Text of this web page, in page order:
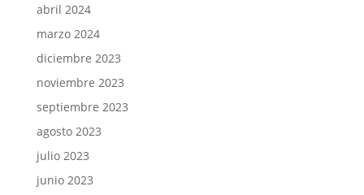
abril 2024
marzo 2024
diciembre 2023
noviembre 2023
septiembre 2023
agosto 2023
julio 2023
junio 2023